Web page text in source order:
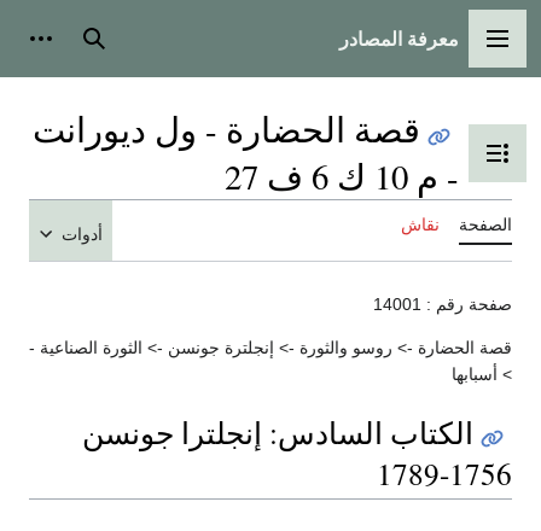
القائمة الرئيسية
معرفة المصادر بحث
تبديل عرض جدول المحتويات
قصة الحضارة - ول ديورانت
- م 10 ك 6 ف 27
الصفحة نقاش أدوات
صفحة رقم : 14001
قصة الحضارة -> روسو والثورة -> إنجلترة جونسن -> الثورة الصناعية -
> أسبابها
الكتاب السادس: إنجلترا جونسن
1756-1789